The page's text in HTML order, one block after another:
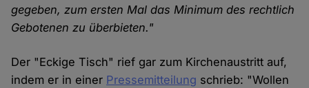
gegeben, zum ersten Mal das Minimum des rechtlich
Gebotenen zu überbieten."
Der "Eckige Tisch" rief gar zum Kirchenaustritt auf,
indem er in einer Pressemitteilung schrieb: "Wollen